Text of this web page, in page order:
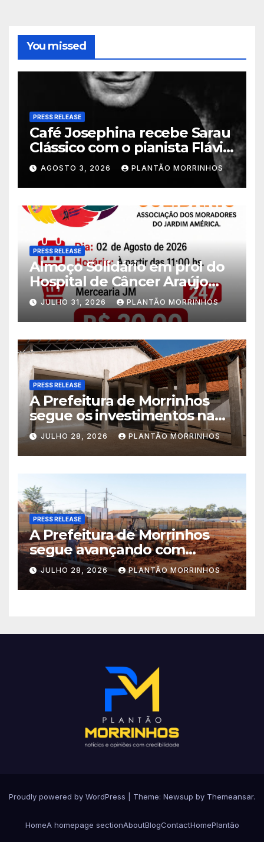
You missed
PRESS RELEASE
Café Josephina recebe Sarau
Clássico com o pianista Flávio
Varani nesta terça-feira
AGOSTO 3, 2026 PLANTÃO MORRINHOS
PRESS RELEASE
Almoço Solidário em prol do
Hospital de Câncer Araújo
Jorge é realizado no Jardim
América
JULHO 31, 2026 PLANTÃO MORRINHOS
PRESS RELEASE
A Prefeitura de Morrinhos
segue os investimentos na
educação. A obra da Escola
Municipal Eudóxio de
Figueiredo avança em ritmo
acelerado e já ganha forma.
JULHO 28, 2026 PLANTÃO MORRINHOS
PRESS RELEASE
A Prefeitura de Morrinhos
segue avançando com
importantes investimentos
no Setor Arca de Noé.
JULHO 28, 2026 PLANTÃO MORRINHOS
Proudly powered by WordPress Theme: Newsup by Themeansar.
HomeA homepage sectionAboutBlogContactHomePlantão